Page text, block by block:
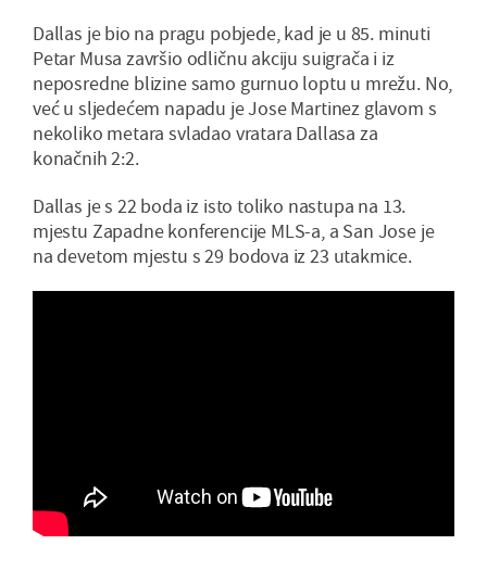
Dallas je bio na pragu pobjede, kad je u 85. minuti
Petar Musa završio odličnu akciju suigrača i iz
neposredne blizine samo gurnuo loptu u mrežu. No,
već u sljedećem napadu je Jose Martinez glavom s
nekoliko metara svladao vratara Dallasa za
konačnih 2:2.
Dallas je s 22 boda iz isto toliko nastupa na 13.
mjestu Zapadne konferencije MLS-a, a San Jose je
na devetom mjestu s 29 bodova iz 23 utakmice.